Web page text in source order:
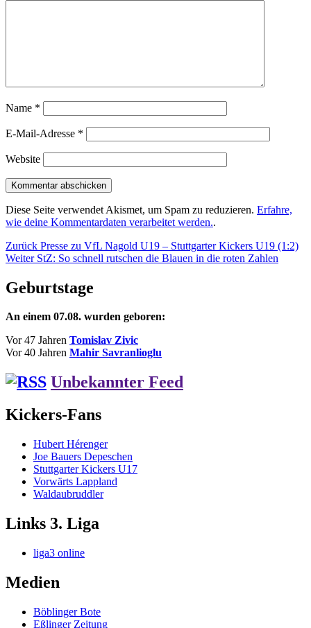
Name *
E-Mail-Adresse *
Website
Diese Seite verwendet Akismet, um Spam zu reduzieren. Erfahre,
wie deine Kommentardaten verarbeitet werden..
Beitragsnavigation
Zurück Vorheriger
Beitrag:
Presse zu VfL Nagold U19 – Stuttgarter Kickers U19 (1:2)
Weiter Nächster
StZ: So schnell rutschen die Blauen in die roten Zahlen
Geburtstage
An einem 07.08. wurden geboren:
Vor 47 Jahren Tomislav Zivic
Vor 40 Jahren Mahir Savranlioglu
Unbekannter Feed
Kickers-Fans
Hubert Hérenger
Joe Bauers Depeschen
Stuttgarter Kickers U17
Vorwärts Lappland
Waldaubruddler
Links 3. Liga
liga3 online
Medien
Böblinger Bote
Eßlinger Zeitung